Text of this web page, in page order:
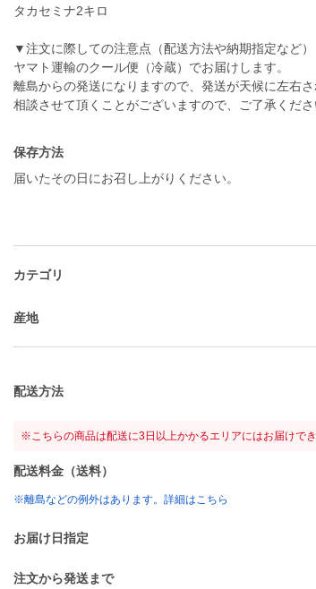
タカセミナ2キロ
▼注文に際しての注意点（配送方法や納期指定など）
ヤマト運輸のクール便（冷蔵）でお届けします。
離島からの発送になりますので、発送が天候に左右
保存方法
届いたその日にお召し上がりください。
カテゴリ
産地
配送方法
※こちらの商品は配送に3日以上かかるエリアにはお届けで
配送料金（送料）
※離島などの例外はあります。詳細はこちら
お届け日指定
注文から発送まで